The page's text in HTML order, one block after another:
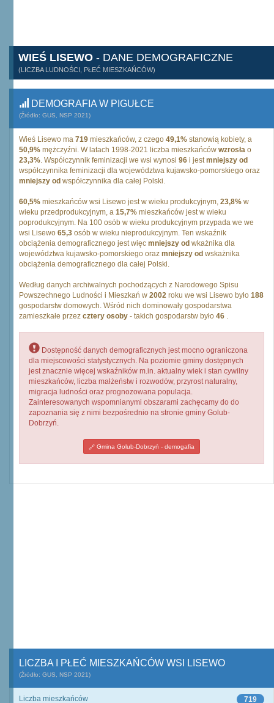
WIEŚ LISEWO - DANE DEMOGRAFICZNE
(LICZBA LUDNOŚCI, PŁEĆ MIESZKAŃCÓW)
DEMOGRAFIA W PIGUŁCE
(Źródło: GUS, NSP 2021)
Wieś Lisewo ma 719 mieszkańców, z czego 49,1% stanowią kobiety, a
50,9% mężczyźni. W latach 1998-2021 liczba mieszkańców wzrosła o
23,3%. Współczynnik feminizacji we wsi wynosi 96 i jestmniejszy od
współczynnika feminizacji dla województwa kujawsko-pomorskiego oraz
mniejszy od współczynnika dla całej Polski.
60,5% mieszkańców wsi Lisewo jest w wieku produkcyjnym, 23,8% w
wieku przedprodukcyjnym, a 15,7% mieszkańców jest w wieku
poprodukcyjnym. Na 100 osób w wieku produkcyjnym przypada we we
wsi Lisewo 65,3 osób w wieku nieprodukcyjnym. Ten wskaźnik
obciążenia demograficznego jest więc mniejszy od wkażnika dla
województwa kujawsko-pomorskiego oraz mniejszy od wskażnika
obciążenia demograficznego dla całej Polski.
Według danych archiwalnych pochodzących z Narodowego Spisu
Powszechnego Ludności i Mieszkań w 2002 roku we wsi Lisewo było 188
gospodarstw domowych. Wśród nich dominowały gospodarstwa
zamieszkałe przez cztery osoby - takich gospodarstw było 46 .
Dostępność danych demograficznych jest mocno ograniczona
dla miejscowości statystycznych. Na poziomie gminy dostępnych
jest znacznie więcej wskaźników m.in. aktualny wiek i stan cywilny
mieszkańców, liczba małżeństw i rozwodów, przyrost naturalny,
migracja ludności oraz prognozowana populacja.
Zainteresowanych wspomnianymi obszarami zachęcamy do do
zapoznania się z nimi bezpośrednio na stronie gminy Golub-
Dobrzyń.
Gmina Golub-Dobrzyń - demogafia
LICZBA I PŁEĆ MIESZKAŃCÓW WSI LISEWO
(Źródło: GUS, NSP 2021)
719
Liczba mieszkańców